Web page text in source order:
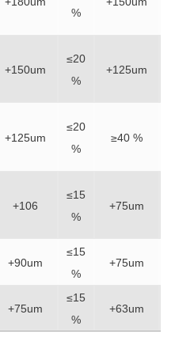
%
+150um
≤20
%
+125um
+125um
≤20
%
≥40 %
+106
≤15
%
+75um
+90um
≤15
%
+75um
+75um
≤15
%
+63um